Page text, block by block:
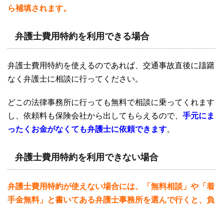
ら補填されます。
弁護士費用特約を利用できる場合
弁護士費用特約を使えるのであれば、交通事故直後に躊躇
なく弁護士に相談に行ってください。
どこの法律事務所に行っても無料で相談に乗ってくれます
し、依頼料も保険会社から出してもらえるので、 手元にま
ったくお金がなくても弁護士に依頼できます。
弁護士費用特約を利用できない場合
弁護士費用特約が使えない場合には、「無料相談」や「着
手金無料」と書いてある弁護士事務所を選んで行くと、負